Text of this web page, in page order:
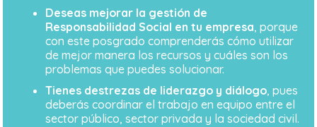
Deseas mejorar la gestión de
Responsabilidad Social en tu empresa, porque
con este posgrado comprenderás cómo utilizar
de mejor manera los recursos y cuáles son los
problemas que puedes solucionar.
Tienes destrezas de liderazgo y diálogo, pues
deberás coordinar el trabajo en equipo entre el
sector público, sector privada y la sociedad civil.